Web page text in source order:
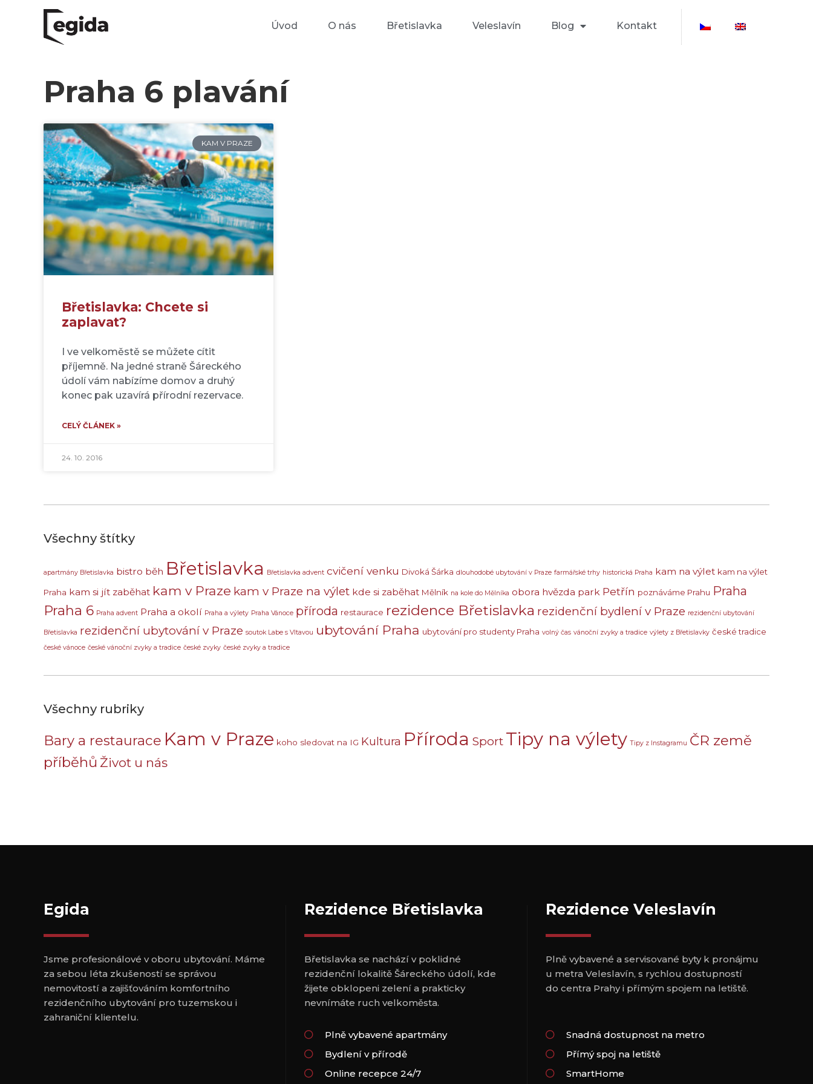
Úvod O nás Břetislavka Veleslavín Blog Kontakt
Praha 6 plavání
KAM V PRAZE
Břetislavka: Chcete si
zaplavat?
I ve velkoměstě se můžete cítit
příjemně. Na jedné straně Šáreckého
údolí vám nabízíme domov a druhý
konec pak uzavírá přírodní rezervace.
CELÝ ČLÁNEK »
24. 10. 2016
Všechny štítky
apartmány Břetislavka bistro běh Břetislavka Břetislavka advent cvičení venku Divoká Šárka dlouhodobé ubytování v Praze farmářské trhy historická Praha kam na výlet kam na výlet
Praha kam si jít zaběhat kam v Praze kam v Praze na výlet kde si zaběhat Mělník na kole do Mělníka obora hvězda park Petřín poznáváme Prahu Praha
Praha 6 Praha advent Praha a okolí Praha a výlety Praha Vánoce příroda restaurace rezidence Břetislavka rezidenční bydlení v Praze rezidenční ubytování
Břetislavka rezidenční ubytování v Praze soutok Labe s Vltavou ubytování Praha ubytování pro studenty Praha volný čas vánoční zvyky a tradice výlety z Břetislavky české tradice
české vánoce české vánoční zvyky a tradice české zvyky české zvyky a tradice
Všechny rubriky
Bary a restaurace Kam v Praze koho sledovat na IG Kultura Příroda Sport Tipy na výlety Tipy z Instagramu ČR země
příběhů Život u nás
Egida
Jsme profesionálové v oboru ubytování. Máme
za sebou léta zkušeností se správou
nemovitostí a zajišťováním komfortního
rezidenčního ubytování pro tuzemskou i
zahraniční klientelu.
Rezidence Břetislavka
Břetislavka se nachází v poklidné
rezidenční lokalitě Šáreckého údolí, kde
žijete obklopeni zelení a prakticky
nevnímáte ruch velkoměsta.
Plně vybavené apartmány
Bydlení v přírodě
Online recepce 24/7
Rezidence Veleslavín
Plně vybavené a servisované byty k pronájmu
u metra Veleslavín, s rychlou dostupností
do centra Prahy i přímým spojem na letiště.
Snadná dostupnost na metro
Přímý spoj na letiště
SmartHome